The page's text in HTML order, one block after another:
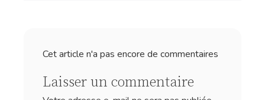
Cet article n'a pas encore de commentaires
Laisser un commentaire